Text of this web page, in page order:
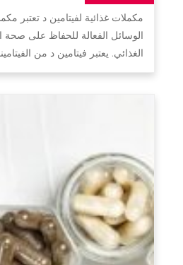
مكملات غذائية لفيتامين د تعتبر
الوسائل الفعالة للحفاظ على صحة
الغذائي. يعتبر فيتامين د من